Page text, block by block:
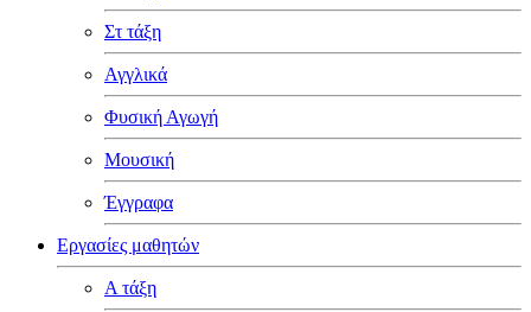
Στ τάξη
Αγγλικά
Φυσική Αγωγή
Μουσική
Έγγραφα
Εργασίες μαθητών
Α τάξη